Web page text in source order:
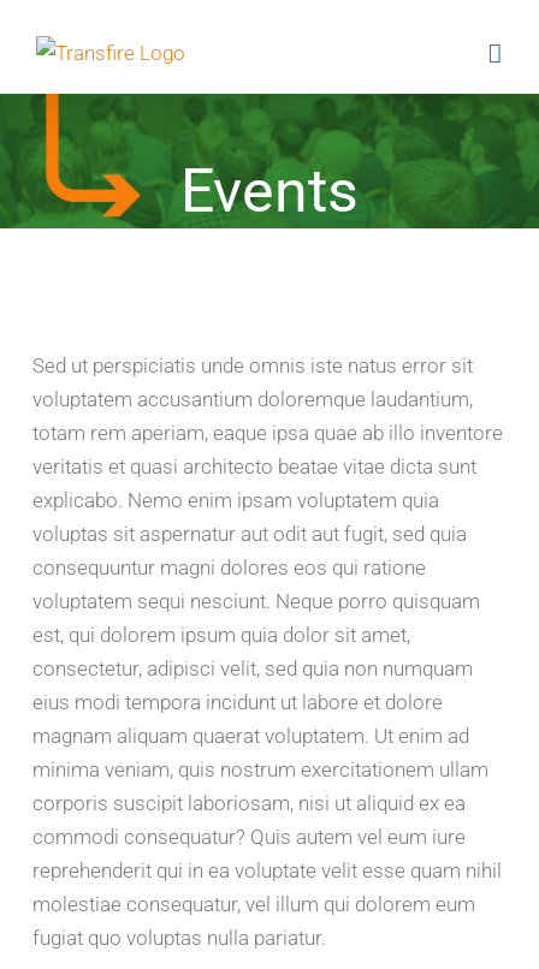
Events
Sed ut perspiciatis unde omnis iste natus error sit
voluptatem accusantium doloremque laudantium,
totam rem aperiam, eaque ipsa quae ab illo inventore
veritatis et quasi architecto beatae vitae dicta sunt
explicabo. Nemo enim ipsam voluptatem quia
voluptas sit aspernatur aut odit aut fugit, sed quia
consequuntur magni dolores eos qui ratione
voluptatem sequi nesciunt. Neque porro quisquam
est, qui dolorem ipsum quia dolor sit amet,
consectetur, adipisci velit, sed quia non numquam
eius modi tempora incidunt ut labore et dolore
magnam aliquam quaerat voluptatem. Ut enim ad
minima veniam, quis nostrum exercitationem ullam
corporis suscipit laboriosam, nisi ut aliquid ex ea
commodi consequatur? Quis autem vel eum iure
reprehenderit qui in ea voluptate velit esse quam nihil
molestiae consequatur, vel illum qui dolorem eum
fugiat quo voluptas nulla pariatur.